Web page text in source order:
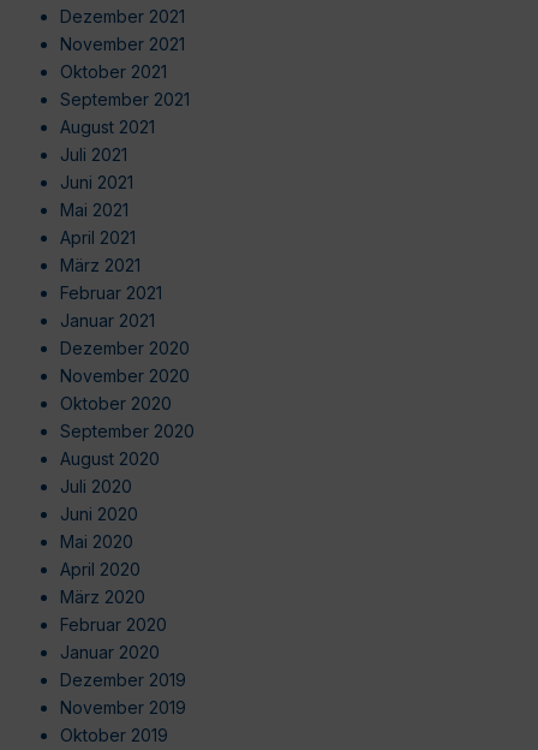
Dezember 2021
November 2021
Oktober 2021
September 2021
August 2021
Juli 2021
Juni 2021
Mai 2021
April 2021
März 2021
Februar 2021
Januar 2021
Dezember 2020
November 2020
Oktober 2020
September 2020
August 2020
Juli 2020
Juni 2020
Mai 2020
April 2020
März 2020
Februar 2020
Januar 2020
Dezember 2019
November 2019
Oktober 2019